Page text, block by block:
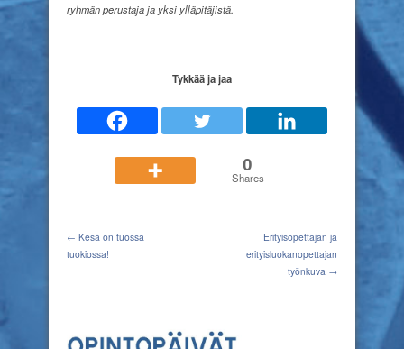
ryhmän perustaja ja yksi ylläpitäjistä.
Tykkää ja jaa
0
Shares
← Kesä on tuossa
tuokiossa!
Erityisopettajan ja
erityisluokanopettajan
työnkuva →